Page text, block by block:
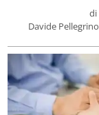
di
Davide Pellegrino